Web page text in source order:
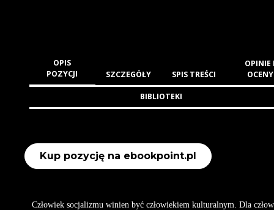
OPIS
POZYCJI
SZCZEGÓŁY SPIS TREŚCI
OPINIE
OCENY
BIBLIOTEKI
Kup pozycję na ebookpoint.pl
Człowiek socjalizmu winien być człowiekiem kulturalnym. Dla